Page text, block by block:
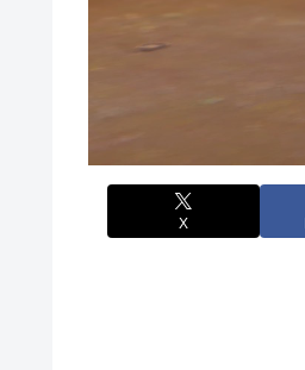
X